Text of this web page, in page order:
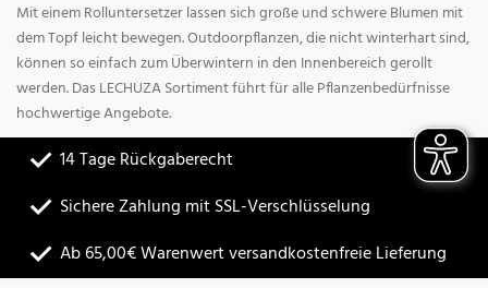
Mit einem Rolluntersetzer lassen sich große und schwere Blumen mit
dem Topf leicht bewegen. Outdoorpflanzen, die nicht winterhart sind,
können so einfach zum Überwintern in den Innenbereich gerollt
werden. Das LECHUZA Sortiment führt für alle Pflanzenbedürfnisse
hochwertige Angebote.
14 Tage Rückgaberecht
Sichere Zahlung mit SSL-Verschlüsselung
Ab 65,00€ Warenwert versandkostenfreie Lieferung